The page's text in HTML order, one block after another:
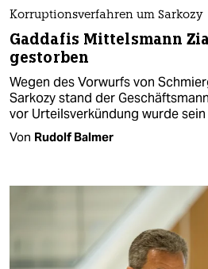
Korruptionsverfahren um Sarkozy
Gaddafis Mittelsmann
gestorben
Wegen des Vorwurfs von
Sarkozy stand der
vor Urteilsverkündung wurde
Von Rudolf Balmer